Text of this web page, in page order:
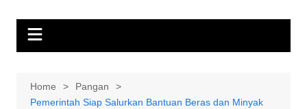
Home
Pangan
Pemerintah Siap Salurkan Bantuan Beras dan Minyak